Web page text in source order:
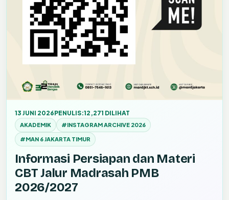
13 JUNI 2026PENULIS:12,271 DILIHAT
AKADEMIK #INSTAGRAM ARCHIVE 2026
#MAN 6 JAKARTA TIMUR
Informasi Persiapan dan Materi
CBT Jalur Madrasah PMB
2026/2027